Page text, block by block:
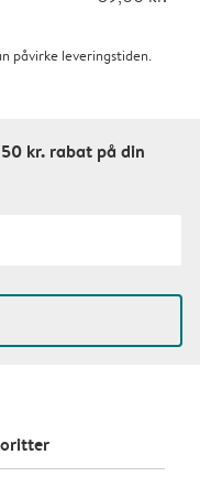
påvirke leveringstiden.
kr. rabat på din